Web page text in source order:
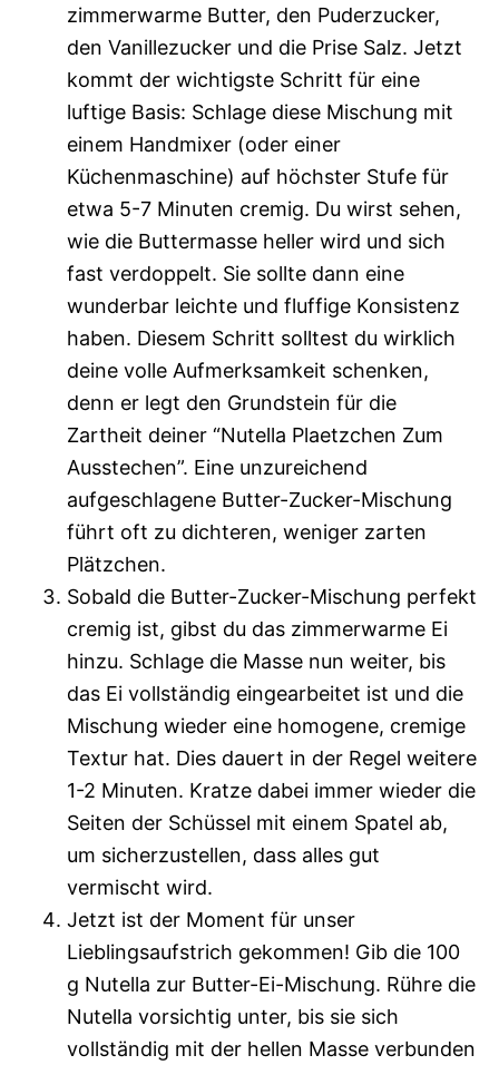
zimmerwarme Butter, den Puderzucker,
den Vanillezucker und die Prise Salz. Jetzt
kommt der wichtigste Schritt für eine
luftige Basis: Schlage diese Mischung mit
einem Handmixer (oder einer
Küchenmaschine) auf höchster Stufe für
etwa 5-7 Minuten cremig. Du wirst sehen,
wie die Buttermasse heller wird und sich
fast verdoppelt. Sie sollte dann eine
wunderbar leichte und fluffige Konsistenz
haben. Diesem Schritt solltest du wirklich
deine volle Aufmerksamkeit schenken,
denn er legt den Grundstein für die
Zartheit deiner “Nutella Plaetzchen Zum
Ausstechen”. Eine unzureichend
aufgeschlagene Butter-Zucker-Mischung
führt oft zu dichteren, weniger zarten
Plätzchen.
Sobald die Butter-Zucker-Mischung perfekt
cremig ist, gibst du das zimmerwarme Ei
hinzu. Schlage die Masse nun weiter, bis
das Ei vollständig eingearbeitet ist und die
Mischung wieder eine homogene, cremige
Textur hat. Dies dauert in der Regel weitere
1-2 Minuten. Kratze dabei immer wieder die
Seiten der Schüssel mit einem Spatel ab,
um sicherzustellen, dass alles gut
vermischt wird.
Jetzt ist der Moment für unser
Lieblingsaufstrich gekommen! Gib die 100
g Nutella zur Butter-Ei-Mischung. Rühre die
Nutella vorsichtig unter, bis sie sich
vollständig mit der hellen Masse verbunden